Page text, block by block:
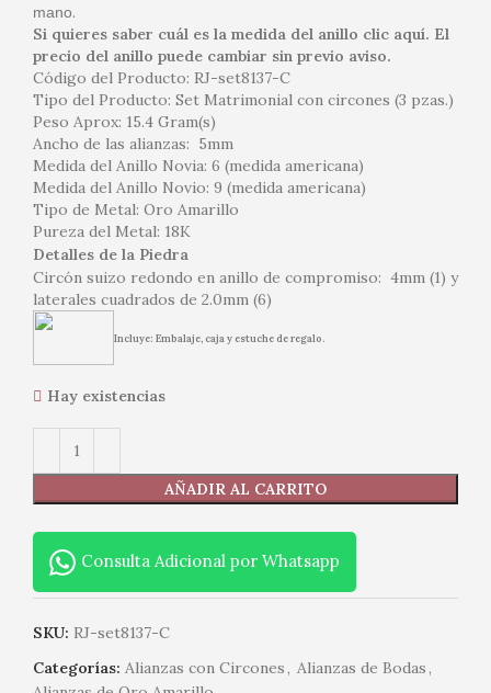
mano.
Si quieres saber cuál es la medida del anillo clic aquí. El
precio del anillo puede cambiar sin previo aviso.
Código del Producto: RJ-set8137-C
Tipo del Producto: Set Matrimonial con circones (3 pzas.)
Peso Aprox: 15.4 Gram(s)
Ancho de las alianzas: 5mm
Medida del Anillo Novia: 6 (medida americana)
Medida del Anillo Novio: 9 (medida americana)
Tipo de Metal: Oro Amarillo
Pureza del Metal: 18K
Detalles de la Piedra
Circón suizo redondo en anillo de compromiso: 4mm (1) y
laterales cuadrados de 2.0mm (6)
Incluye: Embalaje, caja y estuche de regalo.
Hay existencias
AÑADIR AL CARRITO
Consulta Adicional por Whatsapp
SKU: RJ-set8137-C
Categorías: Alianzas con Circones, Alianzas de Bodas,